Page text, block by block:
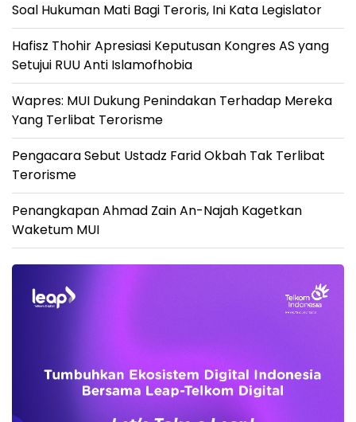
Soal Hukuman Mati Bagi Teroris, Ini Kata Legislator
Hafisz Thohir Apresiasi Keputusan Kongres AS yang
Setujui RUU Anti Islamofhobia
Wapres: MUI Dukung Penindakan Terhadap Mereka
Yang Terlibat Terorisme
Pengacara Sebut Ustadz Farid Okbah Tak Terlibat
Terorisme
Penangkapan Ahmad Zain An-Najah Kagetkan
Waketum MUI